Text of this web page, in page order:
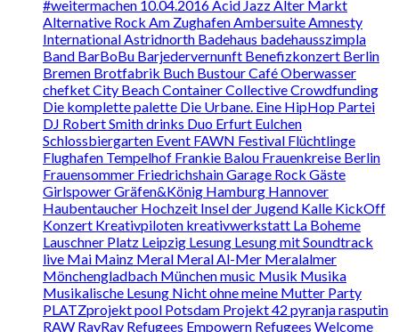
#weitermachen 10.04.2016Acid JazzAlter Markt
Alternative Rock Am ZughafenAmbersuiteAmnesty
InternationalAstridnorth Badehaus badehausszimpla
Band BarBoBu Barjedervernunft Benefizkonzert Berlin
Bremen Brotfabrik Buch BustourCafé Oberwasser
chefketCity BeachContainer CollectiveCrowdfunding
Die komplette palette Die Urbane. Eine HipHop Partei
DJ Robert Smithdrinks Duo Erfurt Eulchen
Schlossbiergarten Event FAWN Festival Flüchtlinge
Flughafen Tempelhof Frankie Balou Frauenkreise Berlin
Frauensommer FriedrichshainGarage Rock Gäste
GirlspowerGräfen&König Hamburg Hannover
Haubentaucher Hochzeit Insel der Jugend Kalle KickOff
Konzert Kreativpiloten kreativwerkstatt La Boheme
Lauschner Platz Leipzig Lesung Lesung mit Soundtrack
live Mai Mainz Meral Meral Al-Mer Meralalmer
Mönchengladbach Münchenmusic Musik Musika
Musikalische Lesung Nicht ohne meine Mutter Party
PLATZprojektpool Potsdam Projekt 42 pyranjarasputin
RAW RayRay Refugees Empowern Refugees Welcome